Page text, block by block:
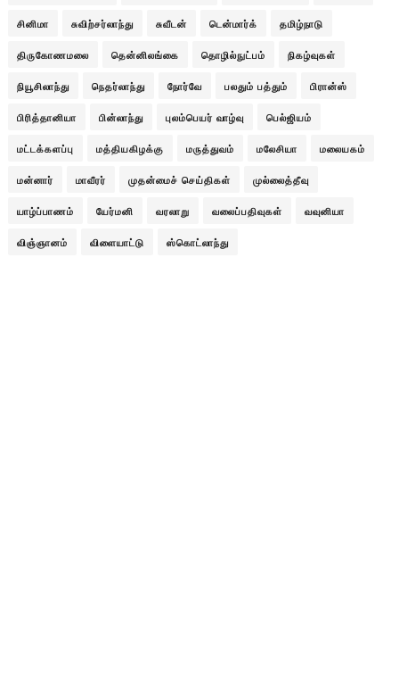
சினிமா சுவிற்சர்லாந்து சுவீடன் டென்மார்க் தமிழ்நாடு
திருகோணமலை தென்னிலங்கை தொழில்நுட்பம் நிகழ்வுகள்
நியூசிலாந்து நெதர்லாந்து நோர்வே பலதும் பத்தும் பிரான்ஸ்
பிரித்தானியா பின்லாந்து புலம்பெயர் வாழ்வு பெல்ஜியம்
மட்டக்களப்பு மத்தியகிழக்கு மருத்துவம் மலேசியா மலையகம்
மன்னார் மாவீரர் முதன்மைச் செய்திகள் முல்லைத்தீவு
யாழ்ப்பாணம் யேர்மனி வரலாறு வலைப்பதிவுகள் வவுனியா
விஞ்ஞானம் விளையாட்டு ஸ்கொட்லாந்து